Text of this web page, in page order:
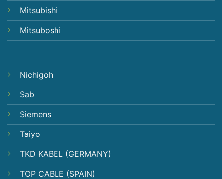
Mitsubishi
Mitsuboshi
Nichigoh
Sab
Siemens
Taiyo
TKD KABEL (GERMANY)
TOP CABLE (SPAIN)